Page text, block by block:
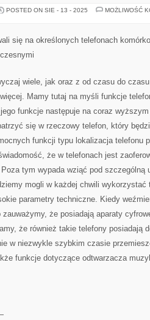
POSTED ON SIE - 13 - 2025
MOŻLIWOŚĆ
się na określonych telefonach
wiele, jak oraz z od czasu do
Mamy tutaj na myśli funkcje
funkcje następuje na coraz
się w rzeczowy telefon, który
funkcji typu lokalizacja telefonu
że w telefonach jest
tym wypada wziąć pod szczególną
mogli w każdej chwili
parametry techniczne. Kiedy
że posiadają aparaty
że również takie telefony posiadają
w niezwykle szybkim czasie
funkcje dotyczące odtwarzacza